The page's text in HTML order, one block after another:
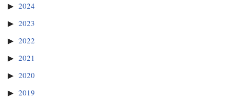
2024
2023
2022
2021
2020
2019